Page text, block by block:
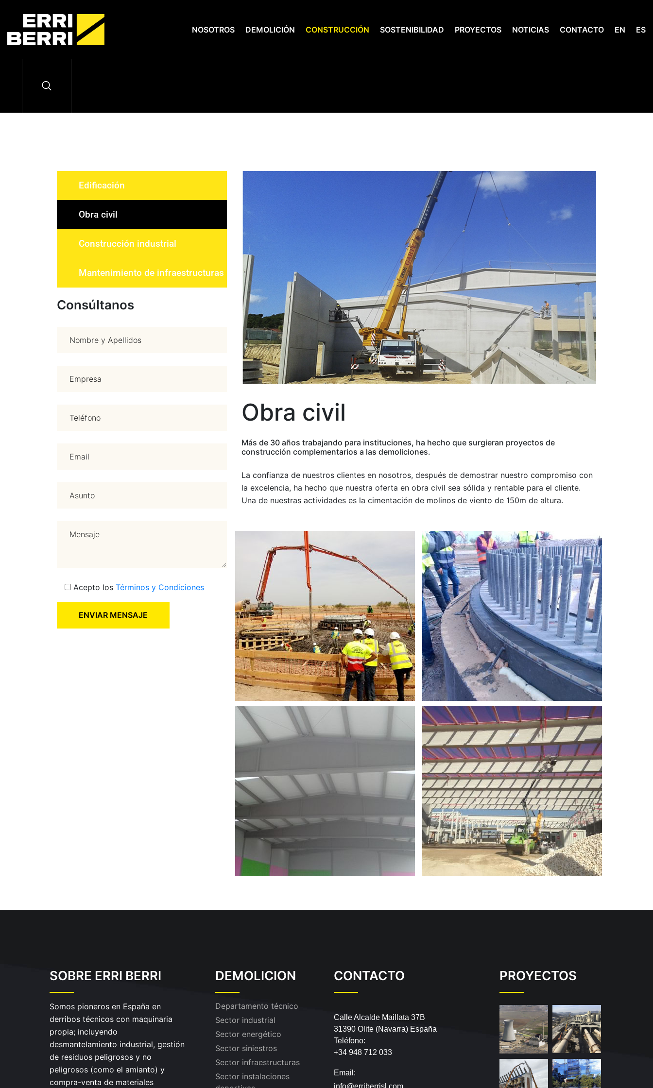
NOSOTROS DEMOLICIÓN CONSTRUCCIÓN SOSTENIBILIDAD PROYECTOS NOTICIAS CONTACTO EN ES
Edificación
Obra civil
Construcción industrial
Mantenimiento de infraestructuras
Consúltanos
Acepto los Términos y Condiciones
ENVIAR MENSAJE
Obra civil
Más de 30 años trabajando para instituciones, ha hecho que surgieran proyectos de
construcción complementarios a las demoliciones.
La confianza de nuestros clientes en nosotros, después de demostrar nuestro compromiso con
la excelencia, ha hecho que nuestra oferta en obra civil sea sólida y rentable para el cliente.
Una de nuestras actividades es la cimentación de molinos de viento de 150m de altura.
SOBRE ERRI BERRI
Somos pioneros en España en
derribos técnicos con maquinaria
propia; incluyendo
desmantelamiento industrial, gestión
de residuos peligrosos y no
peligrosos (como el amianto) y
compra-venta de materiales
DEMOLICION
Departamento técnico
Sector industrial
Sector energético
Sector siniestros
Sector infraestructuras
Sector instalaciones
CONTACTO
Calle Alcalde Maillata 37B
31390 Olite (Navarra) España
Teléfono:
+34 948 712 033
Email:
info@erriberrisl.com
PROYECTOS